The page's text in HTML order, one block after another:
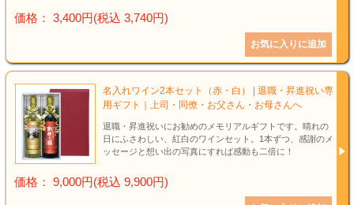
各種記念品
カタログ
その他
価格： 3,400円(税込 3,740円)
名入れワイン2本セット（赤・白） | 退職・昇進祝い専
用ギフト｜上司・同僚・お父さん・お母さんへ
退職・昇進祝いにお勧めのメモリアルギフトです。晴れの
日にふさわしい、紅白のワインセット。1本ずつ、感謝のメ
ッセージと想い出の写真にすれば感動も二倍に！
価格： 9,000円(税込 9,900円)